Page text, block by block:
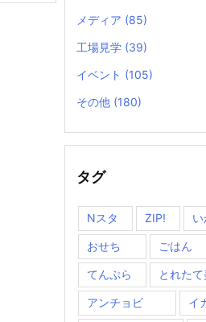
メディア (85)
工場見学 (39)
イベント (105)
その他 (180)
タグ
Nスタ ZIP!
おせち ごはん
てんぷら とれた
アンチョビ イ